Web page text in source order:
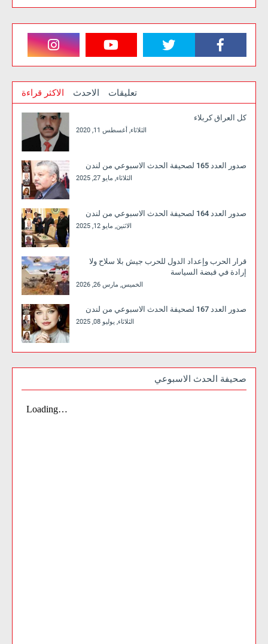
الاكثر قراءة الاحدث تعليقات
كل العراق كربلاء
الثلاثاء, أغسطس 11, 2020
صدور العدد 165 لصحيفة الحدث الاسبوعي من لندن
الثلاثاء, مايو 27, 2025
صدور العدد 164 لصحيفة الحدث الاسبوعي من لندن
الاثنين, مايو 12, 2025
قرار الحرب وإعداد الدول للحرب جيش بلا سلاح ولا
إرادة في قبضة السياسة
الخميس, مارس 26, 2026
صدور العدد 167 لصحيفة الحدث الاسبوعي من لندن
الثلاثاء, يوليو 08, 2025
صحيفة الحدث الاسبوعي